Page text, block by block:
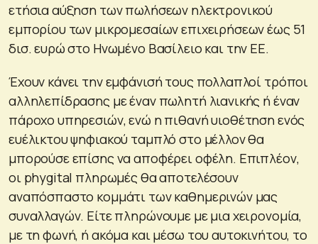
ετήσια αύξηση των πωλήσεων ηλεκτρονικού
εμπορίου των μικρομεσαίων επιχειρήσεων έως 51
δισ. ευρώ στο Ηνωμένο Βασίλειο και την ΕΕ.
Έχουν κάνει την εμφάνισή τους πολλαπλοί τρόποι
αλληλεπίδρασης με έναν πωλητή λιανικής ή έναν
πάροχο υπηρεσιών, ενώ η πιθανή υιοθέτηση ενός
ευέλικτου ψηφιακού ταμπλό στο μέλλον θα
μπορούσε επίσης να αποφέρει οφέλη. Επιπλέον,
οι phygital πληρωμές θα αποτελέσουν
αναπόσπαστο κομμάτι των καθημερινών μας
συναλλαγών. Είτε πληρώνουμε με μια χειρονομία,
με τη φωνή, ή ακόμα και μέσω του αυτοκινήτου, το